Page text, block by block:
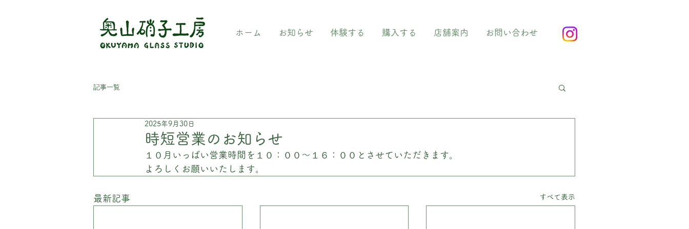
ホーム お知らせ 体験する 購入する 店舗案内 お問い合わせ
記事一覧
時短営業のお知らせ
2025年9月30日
１０月いっぱい営業時間を１０：００〜１６：００とさせていただきます。
よろしくお願いいたします。
最新記事 すべて表示